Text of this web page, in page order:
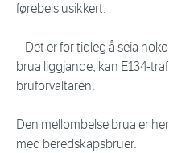
førebels usikkert.
– Det er for tidleg å seia
brua liggjande, kan E134-
bruforvaltaren.
Den mellombelse brua er
med beredskapsbruer.